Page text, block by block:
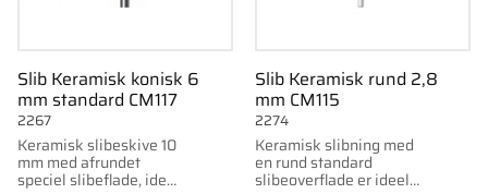
Slib Keramisk konisk 6
mm standard CM117
Keramisk slibeskive 10
mm med afrundet
speciel slibeflade, ideel
2267
Slib Keramisk rund 2,8
mm CM115
Keramisk slibning med
en rund standard
slibeoverflade er ideel
2274